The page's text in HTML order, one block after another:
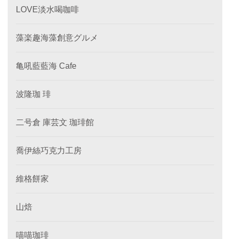
LOVE淡水喝咖啡
藻楽趣海藻創意グルメ
亀吼藍藍海 Cafe
波隆珈 琲
二号倉 庫芸文 珈琲館
喬伊絲巧克力工房
維格餅家
山焙
喵喵珈琲